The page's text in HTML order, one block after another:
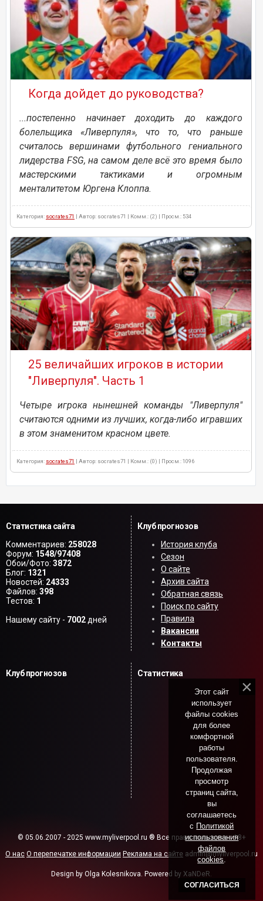
Когда дойдет до руководства?
...постепенно начинает доходить до каждого
болельщика «Ливерпуля», что то, что раньше
считалось вершинами футбольного гениального
лидерства FSG, на самом деле всё это время было
мастерскими тактиками и огромным
менталитетом Юргена Клоппа.
Категория: socrates71 | Автор: socrates71 | Комм.: (2) | Просм.: 534
25 величайших игроков в истории
"Ливерпуля". Часть 1
Четыре игрока нынешней команды "Ливерпуля"
считаются одними из лучших, когда-либо игравших
в этом знаменитом красном цвете.
Категория: socrates71 | Автор: socrates71 | Комм.: (0) | Просм.: 1096
Статистика сайта
Комментариев: 258028
Форум: 1548/97408
Обои/Фото: 3872
Блог: 1321
Новостей: 24333
Файлов: 398
Тестов: 1
Нашему сайту - 7002 дней
Клуб прогнозов
История клуба
Сезон
О сайте
Архив сайта
Обратная связь
Поиск по сайту
Правила
Вакансии
Контакты
Клуб прогнозов Статистика
© 05.06.2007 - 2025 www.myliverpool.ru ® Все права защищены. 18+
О нас О перепечатке информации Реклама на сайте admin@myliverpool.ru
Design by Olga Kolesnikova. Powered by XaNDeR.
Этот сайт
использует
файлы cookies
для более
комфортной
работы
пользователя.
Продолжая
просмотр
страниц сайта,
вы
соглашаетесь
с Политикой
использования
файлов
cookies
СОГЛАСИТЬСЯ